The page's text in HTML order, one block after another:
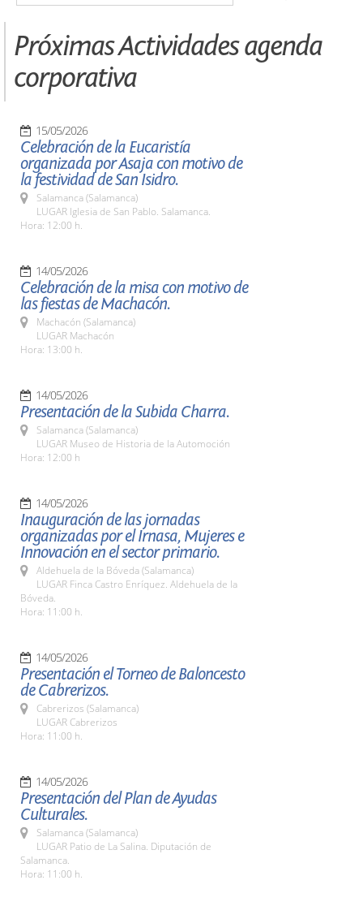
Próximas Actividades agenda
corporativa
15/05/2026
Celebración de la Eucaristía
organizada por Asaja con motivo de
la festividad de San Isidro.
Salamanca (Salamanca)
LUGAR Iglesia de San Pablo. Salamanca.
Hora: 12:00 h.
14/05/2026
Celebración de la misa con motivo de
las fiestas de Machacón.
Machacón (Salamanca)
LUGAR Machacón
Hora: 13:00 h.
14/05/2026
Presentación de la Subida Charra.
Salamanca (Salamanca)
LUGAR Museo de Historia de la Automoción
Hora: 12:00 h
14/05/2026
Inauguración de las jornadas
organizadas por el Irnasa, Mujeres e
Innovación en el sector primario.
Aldehuela de la Bóveda (Salamanca)
LUGAR Finca Castro Enríquez. Aldehuela de la
Bóveda.
Hora: 11:00 h.
14/05/2026
Presentación el Torneo de Baloncesto
de Cabrerizos.
Cabrerizos (Salamanca)
LUGAR Cabrerizos
Hora: 11:00 h.
14/05/2026
Presentación del Plan de Ayudas
Culturales.
Salamanca (Salamanca)
LUGAR Patio de La Salina. Diputación de
Salamanca.
Hora: 11:00 h.